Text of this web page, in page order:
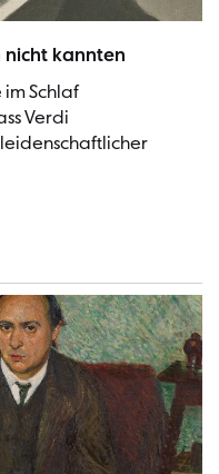
nicht kannten
im Schlaf
Verdi